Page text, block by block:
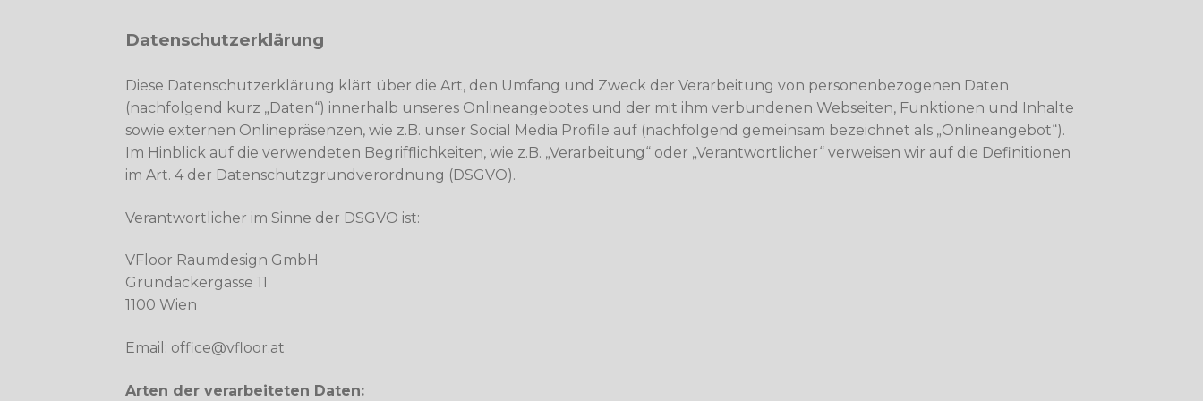
Datenschutzerklärung
Diese Datenschutzerklärung klärt über die Art, den Umfang und Zweck der Verarbeitung von personenbezogenen Daten
(nachfolgend kurz „Daten“) innerhalb unseres Onlineangebotes und der mit ihm verbundenen Webseiten, Funktionen und Inhalte
sowie externen Onlinepräsenzen, wie z.B. unser Social Media Profile auf (nachfolgend gemeinsam bezeichnet als „Onlineangebot“).
Im Hinblick auf die verwendeten Begrifflichkeiten, wie z.B. „Verarbeitung“ oder „Verantwortlicher“ verweisen wir auf die Definitionen
im Art. 4 der Datenschutzgrundverordnung (DSGVO).
Verantwortlicher im Sinne der DSGVO ist:
VFloor Raumdesign GmbH
Grundäckergasse 11
1100 Wien
Email: office@vfloor.at
Arten der verarbeiteten Daten: